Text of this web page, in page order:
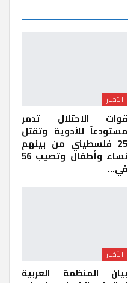
الأخبار
قوات الاحتلال تدمر
مستودعاً للأدوية وتقتل
25 فلسطيني من بينهم
نساء وأطفال وتصيب 56
في…
الأخبار
بيان المنظمة العربية